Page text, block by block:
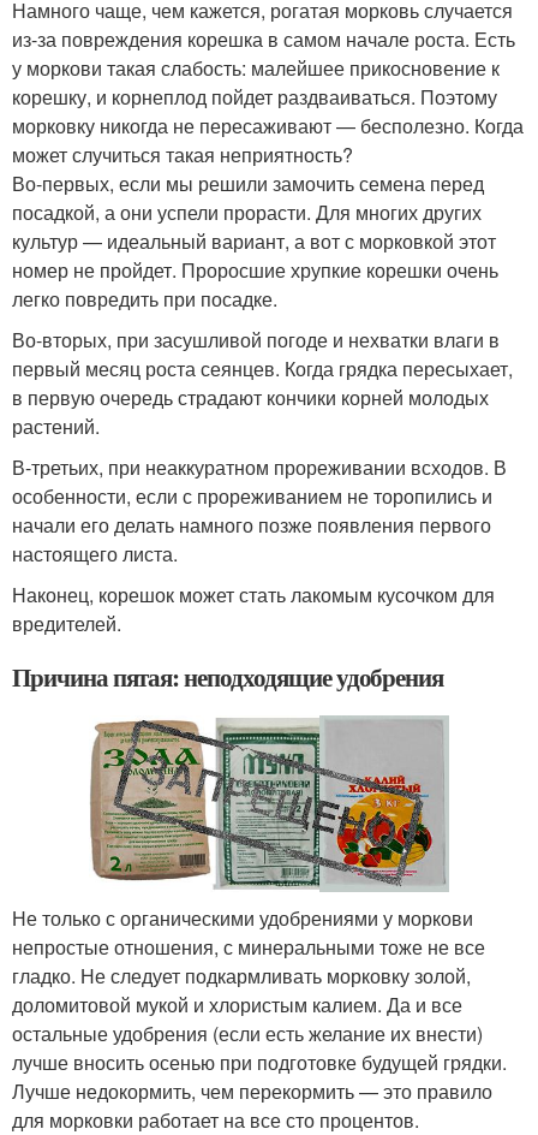
Намного чаще, чем кажется, рогатая морковь случается
из-за повреждения корешка в самом начале роста. Есть
у моркови такая слабость: малейшее прикосновение к
корешку, и корнеплод пойдет раздваиваться. Поэтому
морковку никогда не пересаживают — бесполезно. Когда
может случиться такая неприятность?
Во-первых, если мы решили замочить семена перед
посадкой, а они успели прорасти. Для многих других
культур — идеальный вариант, а вот с морковкой этот
номер не пройдет. Проросшие хрупкие корешки очень
легко повредить при посадке.
Во-вторых, при засушливой погоде и нехватки влаги в
первый месяц роста сеянцев. Когда грядка пересыхает,
в первую очередь страдают кончики корней молодых
растений.
В-третьих, при неаккуратном прореживании всходов. В
особенности, если с прореживанием не торопились и
начали его делать намного позже появления первого
настоящего листа.
Наконец, корешок может стать лакомым кусочком для
вредителей.
Причина пятая: неподходящие удобрения
Не только с органическими удобрениями у моркови
непростые отношения, с минеральными тоже не все
гладко. Не следует подкармливать морковку золой,
доломитовой мукой и хлористым калием. Да и все
остальные удобрения (если есть желание их внести)
лучше вносить осенью при подготовке будущей грядки.
Лучше недокормить, чем перекормить — это правило
для морковки работает на все сто процентов.